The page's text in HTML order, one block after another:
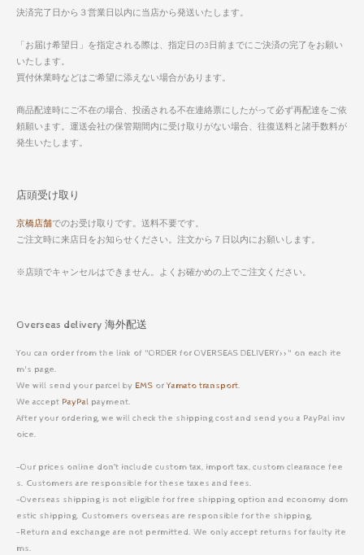
決済完了日から３営業日以内に当店から発送いたします。
「お届け希望日」を指定される際は、指定日の3日前までにご決済の完了をお願い
いたします。
買付休業時などはご希望に添えない場合があります。
商品配達時にご不在の場合、投函される不在連絡票にしたがって必ず再配達をご依
頼願います。運送会社の保管期間内に受け取りがない場合、往復送料と諸手数料が
発生いたします。
店頭受け取り
京橋店舗でのお受け取りです。送料不要です。
ご注文時に来店日をお知らせください。注文から７日以内にお願いします。
※店頭でキャンセルはできません。よくお確かめの上でご注文ください。
Overseas delivery 海外配送
You can order from the link of "ORDER for OVERSEAS DELIVERY>>" on each ite
m's page.
We will send your parcel by EMS orYamato transport.
We accept PayPal payment.
After your ordering, we will check the shipping cost and send you a PayPal inv
oice.
-Our prices online don’t include custom tax, import tax, custom clearance fee
s. Customers are responsible for these taxes and fees.
-Overseas shipping is not eligible for free shipping option and economy dom
estic shipping. Customers overseas are responsible for the shipping.
-Return and exchange are not permitted. We only accept returns for faulty ite
ms.